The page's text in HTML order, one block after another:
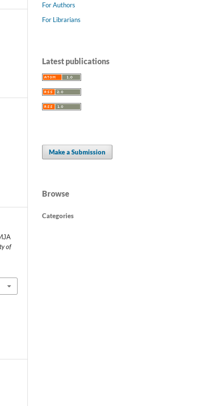
of
For Authors
For Librarians
Latest publications
Make a Submission
Browse
Categories